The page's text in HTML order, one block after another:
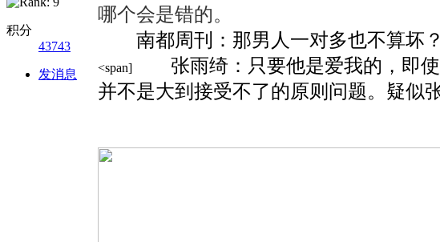
积分
43743
发消息
哪个会是错的。
南都周刊：那男人一对多也不算坏？
<span]
张雨绮：只要他是爱我的，即使
并不是大到接受不了的原则问题。疑似